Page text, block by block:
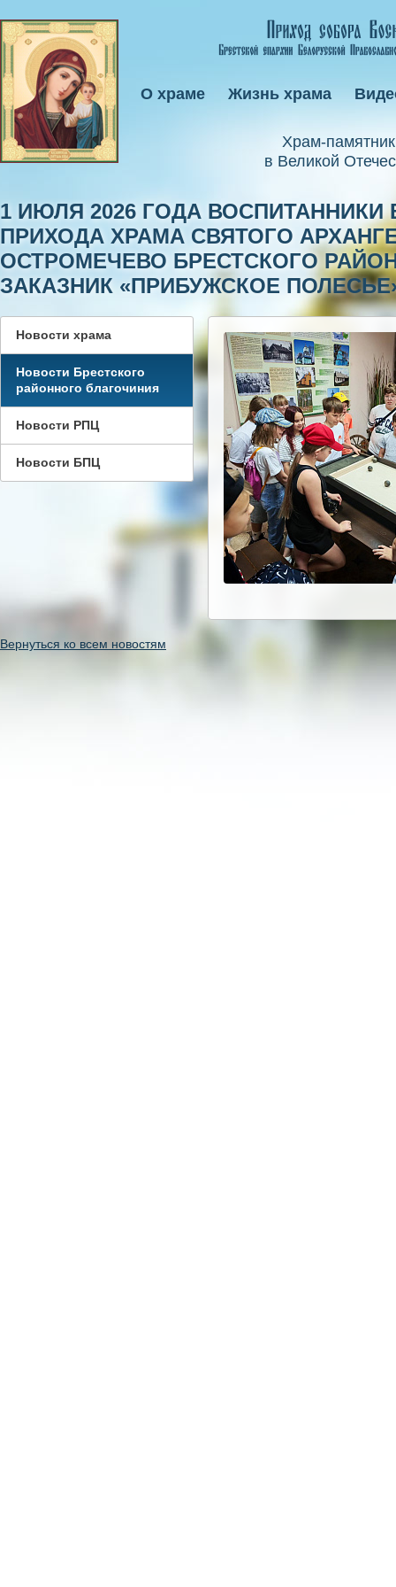
Xрам-
в Великой
О храме Жизнь храма
1 ИЮЛЯ 2026 ГОДА
ПРИХОДА ХРАМА СВЯТОГО
ОСТРОМЕЧЕВО БРЕСТСКОГО
ЗАКАЗНИК «ПРИБУЖСКОЕ
Новости храма
Новости Брестского
районного благочиния
Новости РПЦ
Новости БПЦ
Вернуться ко всем новостям